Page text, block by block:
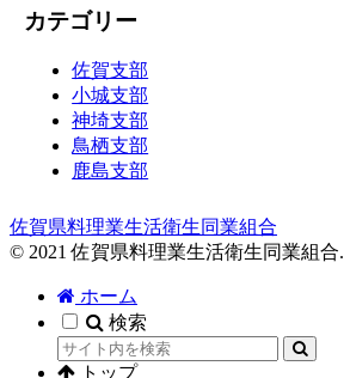
カテゴリー
佐賀支部
小城支部
神埼支部
鳥栖支部
鹿島支部
佐賀県料理業生活衛生同業組合
© 2021 佐賀県料理業生活衛生同業組合.
ホーム
検索
トップ